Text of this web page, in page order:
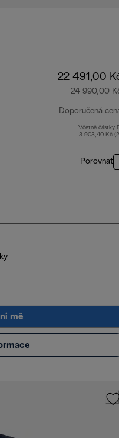
22 491,00
24 990,00
Doporučená
Včetně částky
3 903,40 Kč
Porovnat
mě